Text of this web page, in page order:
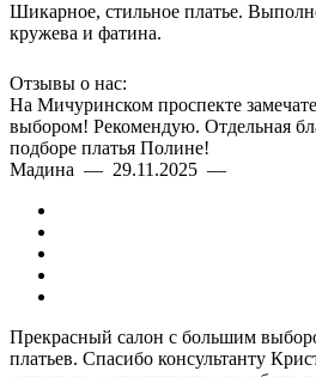
Шикарное, стильное платье.
кружева и фатина.
Отзывы о нас:
На Мичуринском проспекте
выбором! Рекомендую. Отдельная
подборе платья Полине!
Мадина — 29.11.2025 —
Прекрасный салон с большим
платьев. Спасибо консультанту